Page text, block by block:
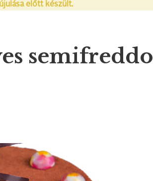
előtt készült.
semifreddo